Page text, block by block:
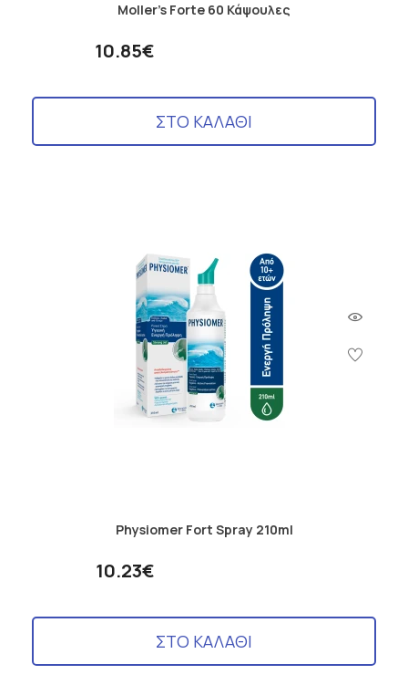
Moller’s Forte 60 Κάψουλες
10.85€
ΣΤΟ ΚΑΛΑΘΙ
Physiomer Fort Spray 210ml
10.23€
ΣΤΟ ΚΑΛΑΘΙ